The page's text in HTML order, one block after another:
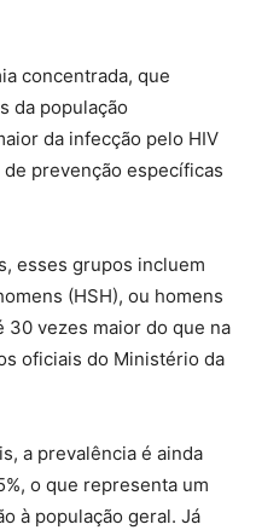
concentrada, que
da população
da infecção pelo HIV
prevenção específicas
esses grupos incluem
(HSH), ou homens
30 vezes maior do que na
oficiais do Ministério da
a prevalência é ainda
o que representa um
à população geral. Já